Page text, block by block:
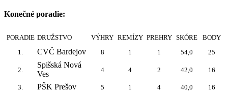
Konečné poradie:
PORADIE DRUŽSTVO VÝHRY REMÍZY PREHRY SKÓRE
BODY
1.
CVČ Bardejov 8 1 1 54,0 25
2.
Spišská Nová
Ves
4 4 2 42,0 16
3. PŠK Prešov 5 1 4 40,0 16